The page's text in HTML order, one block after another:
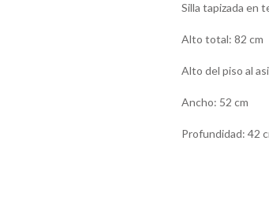
Silla tapizada en
Alto total: 82 cm
Alto del piso al
Ancho: 52 cm
Profundidad: 42